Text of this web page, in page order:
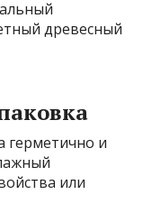
древесный
герметично и
или